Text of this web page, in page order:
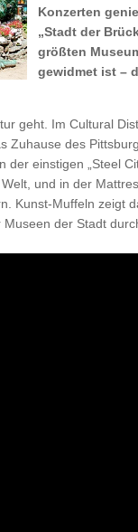
Konzerten
„Stadt der
größten
gewidmet ist –
geht. Im Cultural
Zuhause des
einstigen „Steel
und in der
Kunst-Muffeln zeigt
der Stadt